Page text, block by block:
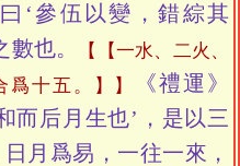
‘參伍以變，錯綜其
也。
【一水、二火、
十五。】
《禮運》
而后月生也’，是以三
月爲易，一往一來，